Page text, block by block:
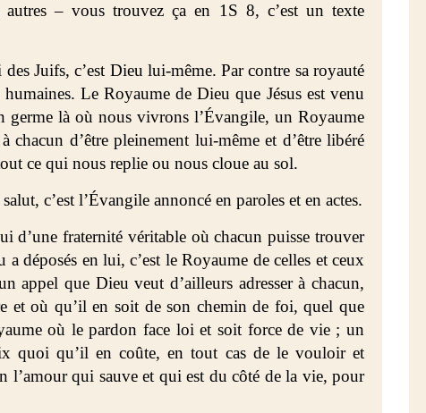
– vous trouvez ça en 1S 8, c’est un texte
Juifs, c’est Dieu lui-même. Par contre sa royauté
Le Royaume de Dieu que Jésus est venu
germe là où nous vivrons l’Évangile, un Royaume
d’être pleinement lui-même et d’être libéré
ce qui nous replie ou nous cloue au sol.
c’est l’Évangile annoncé en paroles et en actes.
d’une fraternité véritable où chacun puisse trouver
déposés en lui, c’est le Royaume de celles et ceux
appel que Dieu veut d’ailleurs adresser à chacun,
et où qu’il en soit de son chemin de foi, quel que
où le pardon face loi et soit force de vie ; un
quoi qu’il en coûte, en tout cas de le vouloir et
l’amour qui sauve et qui est du côté de la vie, pour